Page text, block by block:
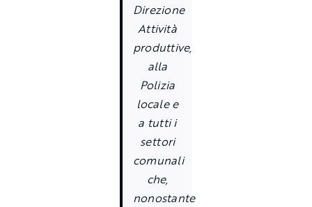
Direzione
Attività
produttive,
alla
Polizia
locale e
a tutti i
settori
comunali
che,
nonostante